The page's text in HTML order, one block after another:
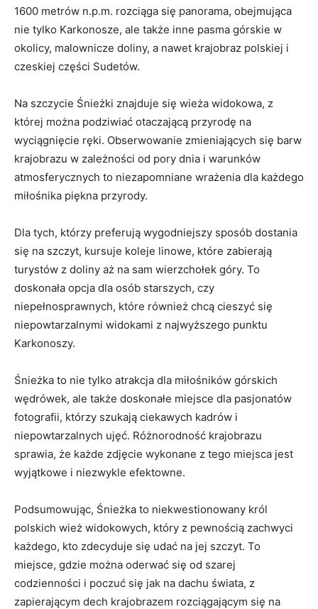
1600 metrów ⁤n.p.m. rozciąga się panorama,⁢ obejmująca
nie tylko ⁢Karkonosze, ale także‌ inne pasma ⁢górskie w
⁤okolicy, malownicze doliny, a nawet krajobraz polskiej i
czeskiej części Sudetów.
Na szczycie Śnieżki znajduje ⁣się wieża widokowa, z
‍której można podziwiać ​otaczającą przyrodę na
wyciągnięcie ⁣ręki.‌ Obserwowanie ‍zmieniających się barw
krajobrazu w zależności od pory ⁤dnia i warunków
atmosferycznych to niezapomniane wrażenia dla ‌każdego⁣
miłośnika⁣ piękna przyrody.
Dla tych, którzy ‌preferują ‌wygodniejszy‍ sposób dostania
się na szczyt, kursuje koleje linowe, które⁢ zabierają‌
turystów ‌z doliny aż na sam wierzchołek góry. To
doskonała opcja dla osób starszych, czy
niepełnosprawnych, które również⁢ chcą cieszyć się
niepowtarzalnymi widokami z najwyższego punktu
Karkonoszy.
Śnieżka to nie tylko⁣ atrakcja dla ​miłośników górskich
wędrówek, ale także doskonałe miejsce dla pasjonatów
fotografii, ‌którzy szukają⁢ ciekawych kadrów i
niepowtarzalnych ujęć. Różnorodność krajobrazu‌
sprawia, ‌że każde zdjęcie wykonane z tego miejsca‌ jest
wyjątkowe i niezwykle efektowne.
Podsumowując, Śnieżka to niekwestionowany król
polskich ​wież widokowych, ⁢który z pewnością zachwyci
każdego, kto zdecyduje się ‍udać na jej szczyt. To
⁤miejsce, gdzie można oderwać się od szarej
codzienności i poczuć się jak⁤ na dachu świata, z
zapierającym dech krajobrazem rozciągającym się na